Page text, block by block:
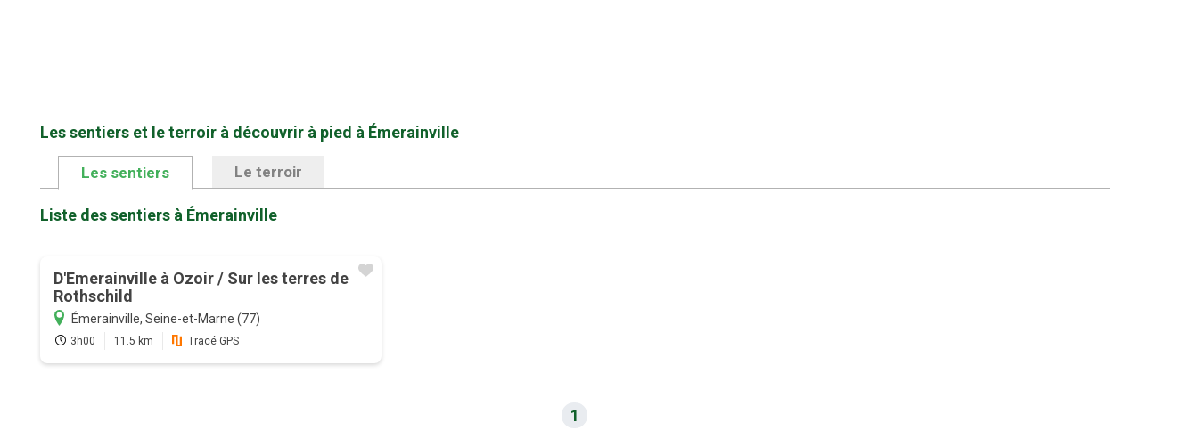
Les sentiers et le terroir à découvrir à pied à Émerainville
Les sentiers Le terroir
Liste des sentiers à Émerainville
D'Emerainville à Ozoir / Sur les terres de
Rothschild
Émerainville, Seine-et-Marne (77)
3h00 11.5 km Tracé GPS
1